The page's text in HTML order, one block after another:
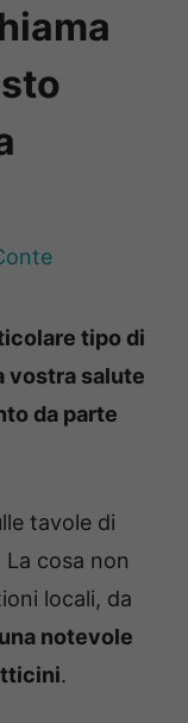
tipo di
vostra salute
da parte
tavole di
La cosa non
locali, da
una notevole
.